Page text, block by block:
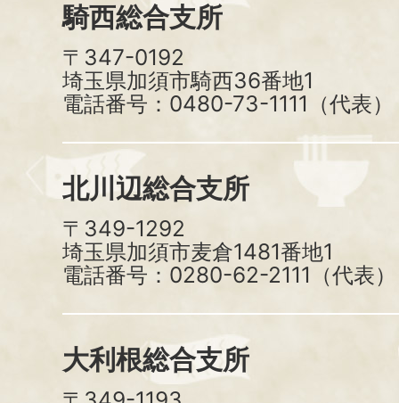
騎西総合支所
〒347-0192
埼玉県加須市騎西36番地1
電話番号：0480-73-1111（代表）
北川辺総合支所
〒349-1292
埼玉県加須市麦倉1481番地1
電話番号：0280-62-2111（代表）
大利根総合支所